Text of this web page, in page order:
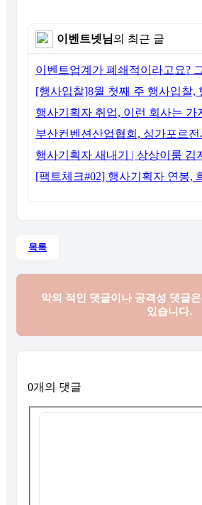
이벤트넷님의 최근 글
목록
악의 적인 댓글이나 공격성 댓글은
있습니다.
0개의 댓글